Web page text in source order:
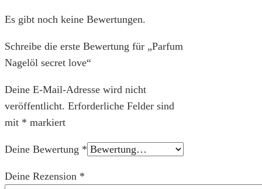
Es gibt noch keine Bewertungen.
Schreibe die erste Bewertung für „Parfum
Nagelöl secret love“
Deine E-Mail-Adresse wird nicht
veröffentlicht. Erforderliche Felder sind
mit * markiert
Deine Bewertung *
Deine Rezension *